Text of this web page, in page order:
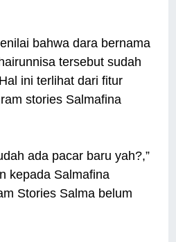
bahwa dara bernama
tersebut sudah
ini terlihat dari fitur
stories Salmafina
ada pacar baru yah?,”
kepada Salmafina
Stories Salma belum